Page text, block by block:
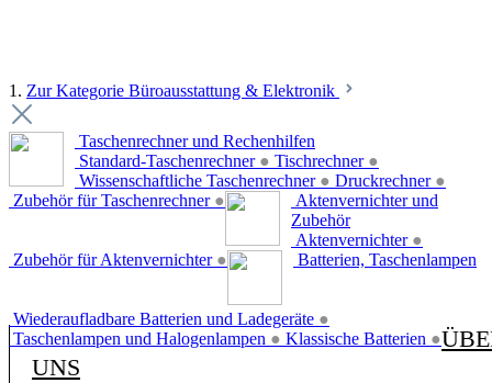
1. Zur Kategorie Büroausstattung & Elektronik
Taschenrechner und Rechenhilfen
Standard-Taschenrechner ● Tischrechner ●
Wissenschaftliche Taschenrechner ● Druckrechner ●
Zubehör für Taschenrechner ●
Aktenvernichter und
Zubehör
Aktenvernichter ●
Zubehör für Aktenvernichter ● Batterien, Taschenlampen
Wiederaufladbare Batterien und Ladegeräte ●
Taschenlampen und Halogenlampen ● Klassische Batterien ●
UNS